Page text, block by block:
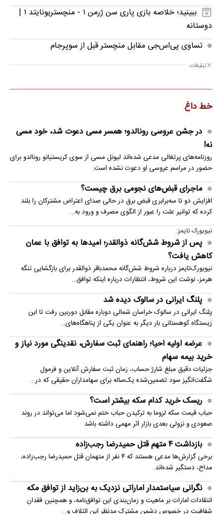
ببینید؛ خلاصه بازی پاری سن ژرمن ۱ - منچستریونایتد ۱ |
دوستانه
تساوی پی‌اس‌جی مقابل منچستر قبل از سوپرجام
تبلیغات
خط داغ
در جشن عروسی رونالدو؛ همسر مسی دعوت شد، خود مسی
نه!
روزنامه‌های پرتغالی مدعی شده‌اند لیونل مسی از سوی کریستیانو رونالدو برای
حضور در مراسم عروسی او دعوت نشده است.
ماجرای قبض‌های نجومی برق چیست؟
افزایش دو تا سه‌برابری قبض برق در حالی صدای اعتراض مشترکان را بلند
کرده که توانیر علت را عبور از الگوی مصرف و ورود به…
نیویورک تایمز:
پس از شروط شش‌گانه ذوالقدر؛ امیدها به توافق با عمان
کاهش یافت؟
نیویورک‌تایمز درباره شروط شش‌گانه محمدباقر ذوالقدر برای بازگشایی تنگه
هرمز، نوشت این شروط، انتظارات درباره اینکه توافق…
پلنگ ایرانی در سالوک دیده شد
پلنگ ایرانی در سالوک خراسان شمالی دوباره مقابل دوربین رفت تا این
زیستگاه کوهستانی بار دیگر به عنوان یکی از پناهگاه‌های…
عرضه اولیه احیا؛ راهنمای ثبت سفارش، نقدینگی مورد نیاز و
خرید بیمه سهام
جزئیات دقیق مبلغ شارژ حساب، زمان ثبت سفارش آنلاین و فرمول
شگفت‌انگیز سود تضمین‌شده یک‌ساله برای سهامداران حقیقی که در…
ریسک خرید کدام سکه بیشتر است؟
حباب قیمت سکه لزوما به ترکیدن حباب ختم نمی‌شود اما می‌تواند در روند
صعودی و نزولی بعدی بازار اثر مهمی داشته باشد
بازداشت ۴ متهم قتل حمیدرضا رجب‌زاده
برخی گزارش‌ها مدعی هستند که ۴ نفر از متهمان قتل حمیدرضا رجب‌زاده،
مداح، دستگیر شده‌اند.
نگرانی سیاستمدار اماراتی نزدیک به بن‌زاید از توافق مکه
انتقادات امارات بر ماهیت و زمان‌بندی این توافق‌نامه، و همچنین فقدان
شفافیت در خصوص دشمن مشترکِ مدنظرِ این ائتلاف و…